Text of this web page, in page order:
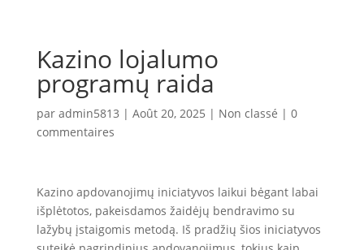
Kazino lojalumo
programų raida
par admin5813 | Août 20, 2025 | Non classé | 0
commentaires
Kazino apdovanojimų iniciatyvos laikui bėgant labai
išplėtotos, pakeisdamos žaidėjų bendravimo su
lažybų įstaigomis metodą. Iš pradžių šios iniciatyvos